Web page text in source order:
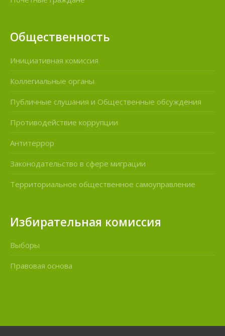
Общественность
Инициативная комиссия
Коллегиальные органы
Публичные слушания и Общественные обсуждения
Противодействие коррупции
Антитеррор
Законодательство в сфере миграции
Территориальное общественное самоуправление
Избирательная комиссия
Выборы
Правовая основа